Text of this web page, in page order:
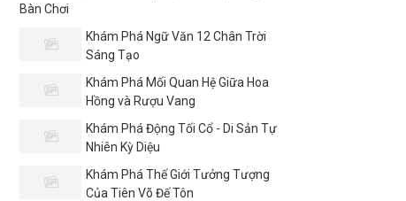
Bàn Chơi
Khám Phá Ngữ Văn 12 Chân Trời
Sáng Tạo
Khám Phá Mối Quan Hệ Giữa Hoa
Hồng và Rượu Vang
Khám Phá Động Tối Cổ - Di Sản Tự
Nhiên Kỳ Diệu
Khám Phá Thế Giới Tưởng Tượng
Của Tiên Võ Đế Tôn